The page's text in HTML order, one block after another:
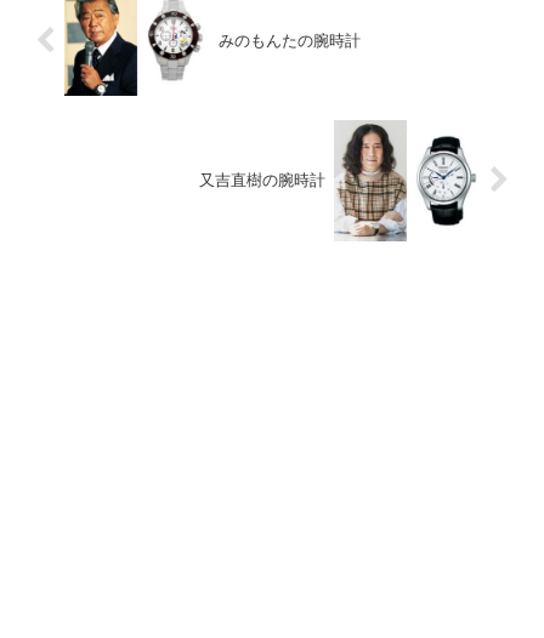
みのもんたの腕時計
又吉直樹の腕時計